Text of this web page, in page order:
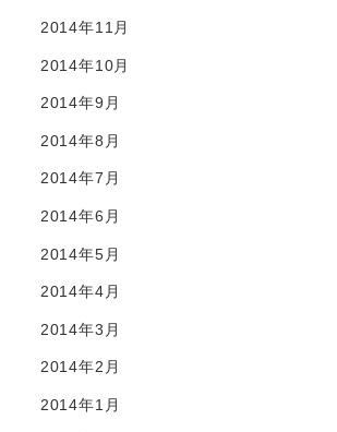
2014年11月
2014年10月
2014年9月
2014年8月
2014年7月
2014年6月
2014年5月
2014年4月
2014年3月
2014年2月
2014年1月